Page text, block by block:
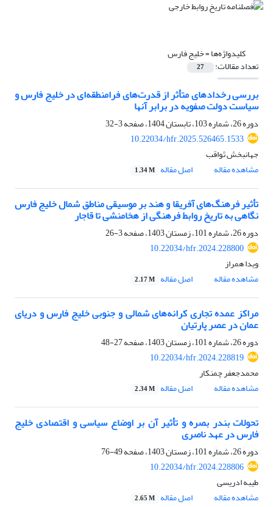
کلیدواژه‌ها =خلیج فارس
تعداد مقالات: 27
بررسی رخدادهای متأثر از قدرت‌‌های فرامنطقه‌ای در خلیج فارس و
سیاست دولت صفویه در برابر آنها
دوره 26، شماره 103، تابستان 1404، صفحه
3-32
10.22034/hfr.2025.526465.1533
جهانبخش ثواقب
مشاهده مقاله
اصل مقاله 1.34 M
تأثیر فرهنگ‌های آفریقا و هند بر موسیقی مناطق شمال خلیج فارس
نگاهی به تاریخ روابط فرهنگی از هخامنشی تا قاجار
دوره 26، شماره 101، زمستان 1403، صفحه
3-26
10.22034/hfr.2024.228800
ویدا همراز
مشاهده مقاله
اصل مقاله 2.17 M
مراکز عمده تجاری کرانه‌های شمالی و جنوبی خلیج فارس و دریای
عمان در عصر پارتیان
دوره 26، شماره 101، زمستان 1403، صفحه
27-48
10.22034/hfr.2024.228819
محمدجعفر چمنکار
مشاهده مقاله
اصل مقاله 2.34 M
تحولات بندر بصره و تأثیر آن بر اوضاع سیاسی و اقتصادی خلیج
‌فارس در عهد ناصری
دوره 26، شماره 101، زمستان 1403، صفحه
49-76
10.22034/hfr.2024.228806
طیبه ادریسی
مشاهده مقاله
اصل مقاله 2.65 M